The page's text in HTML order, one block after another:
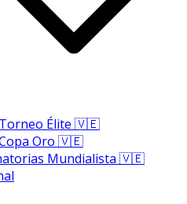
Torneo Élite 🇻🇪
Oro 🇻🇪
Mundialista 🇻🇪